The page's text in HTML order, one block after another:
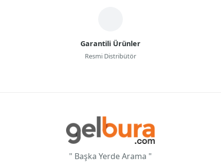
Garantili Ürünler
Resmi Distribütör
" Başka Yerde Arama "